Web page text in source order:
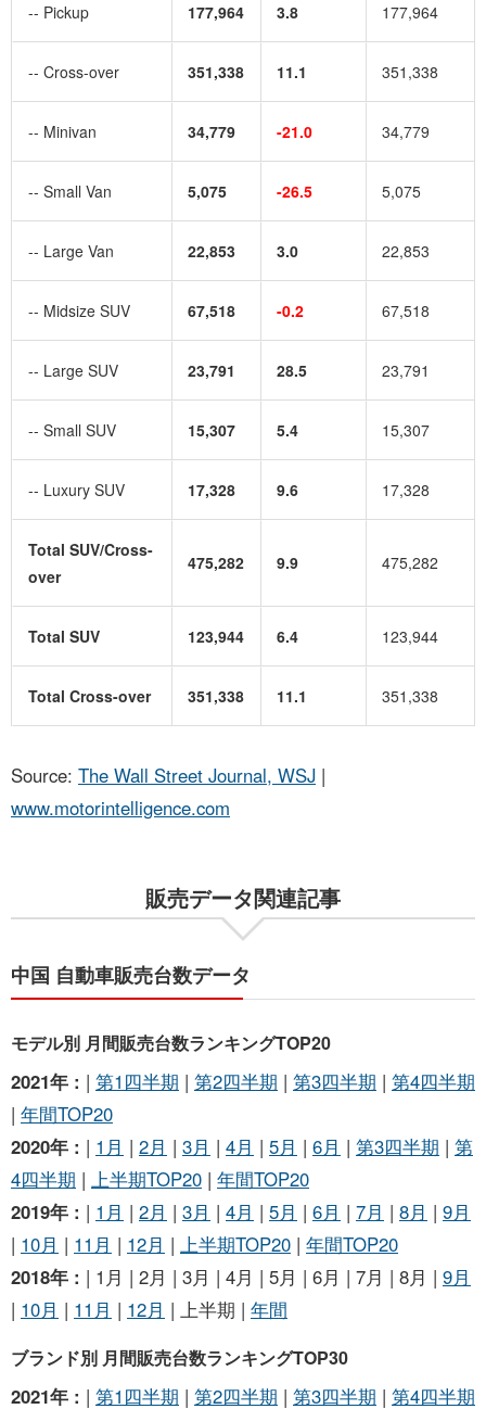
-- Pickup 177,964 3.8 177,964
-- Cross-over 351,338 11.1 351,338
-- Minivan 34,779 -21.0 34,779
-- Small Van 5,075 -26.5 5,075
-- Large Van 22,853 3.0 22,853
-- Midsize SUV 67,518 -0.2 67,518
-- Large SUV 23,791 28.5 23,791
-- Small SUV 15,307 5.4 15,307
-- Luxury SUV 17,328 9.6 17,328
Total SUV/Cross-
over
475,282 9.9 475,282
Total SUV 123,944 6.4 123,944
Total Cross-over 351,338 11.1 351,338
Source: The Wall Street Journal, WSJ |
www.motorintelligence.com
販売データ関連記事
中国 自動車販売台数データ
モデル別 月間販売台数ランキングTOP20
2021年 : | 第1四半期 | 第2四半期 | 第3四半期 | 第4四半期
| 年間TOP20
2020年 : | 1月 | 2月 | 3月 | 4月 | 5月 | 6月 | 第3四半期 | 第
4四半期 | 上半期TOP20 | 年間TOP20
2019年 : | 1月 | 2月 | 3月 | 4月 | 5月 | 6月 | 7月 | 8月 | 9月
| 10月 | 11月 | 12月 | 上半期TOP20 | 年間TOP20
2018年 : | 1月 | 2月 | 3月 | 4月 | 5月 | 6月 | 7月 | 8月 | 9月
| 10月 | 11月 | 12月 | 上半期 | 年間
ブランド別 月間販売台数ランキングTOP30
2021年 : | 第1四半期 | 第2四半期 | 第3四半期 | 第4四半期